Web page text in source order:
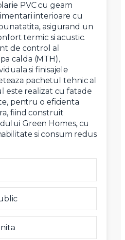
PVC cu geam
interioare cu
asigurand un
termic si acustic.
de control al
calda (MTH),
si finisajele
pachetul tehnic al
este realizat cu fatade
pentru o eficienta
fiind construit
Green Homes, cu
si consum redus